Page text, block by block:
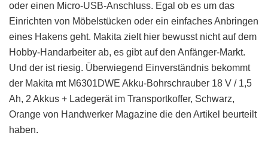
oder einen Micro-USB-Anschluss. Egal ob es um das
Einrichten von Möbelstücken oder ein einfaches Anbringen
eines Hakens geht. Makita zielt hier bewusst nicht auf dem
Hobby-Handarbeiter ab, es gibt auf den Anfänger-Markt.
Und der ist riesig. Überwiegend Einverständnis bekommt
der Makita mt M6301DWE Akku-Bohrschrauber 18 V / 1,5
Ah, 2 Akkus + Ladegerät im Transportkoffer, Schwarz,
Orange von Handwerker Magazine die den Artikel beurteilt
haben.